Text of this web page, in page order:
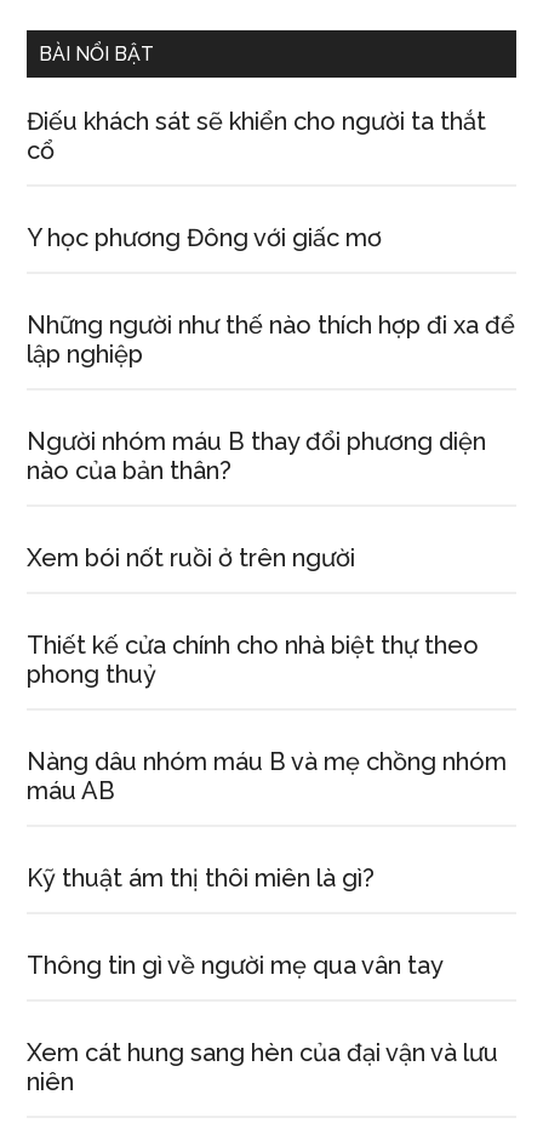
thơ
Hoàng
Trung
BÀI NỔI BẬT
Điếu khách sát sẽ khiển cho người ta thắt
cổ
Y học phương Đông với giấc mơ
Những người như thế nào thích hợp đi xa để
lập nghiệp
Người nhóm máu B thay đổi phương diện
nào của bản thân?
Xem bói nốt ruồi ở trên người
Thiết kế cửa chính cho nhà biệt thự theo
phong thuỷ
Nàng dâu nhóm máu B và mẹ chồng nhóm
máu AB
Kỹ thuật ám thị thôi miên là gì?
Thông tin gì về người mẹ qua vân tay
Xem cát hung sang hèn của đại vận và lưu
niên